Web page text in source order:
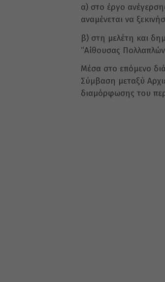
α) στο έργο
αναμένεται να
β) στη μελέτη και
“Αίθουσας
Μέσα στο επόμενο
Σύμβαση μεταξύ
διαμόρφωσης του